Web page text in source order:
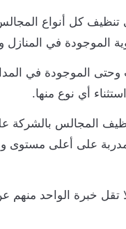
كل أنواع المجالس
في المنازل
الموجودة في
أي نوع منها.
المجالس بالشركة
على أعلى مستوى
خبرة الواحد منهم